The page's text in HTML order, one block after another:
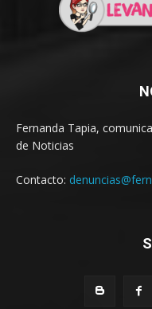
Fernanda Tapia,
de Noticias
Contacto: